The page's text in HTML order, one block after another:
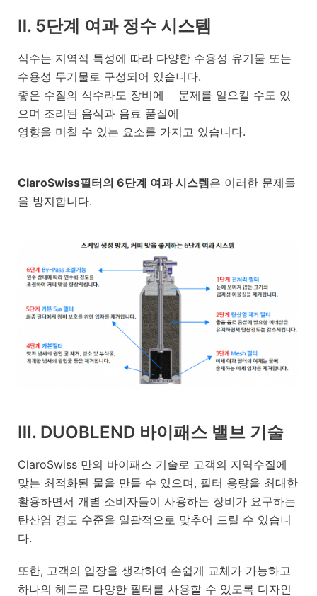
Ⅱ. 5단계 여과 정수 시스템
식수는 지역적 특성에 따라 다양한 수용성 유기물 또는
수용성 무기물로 구성되어 있습니다.
좋은 수질의 식수라도 장비에 문제를 일으킬 수도 있
으며 조리된 음식과 음료 품질에
영향을 미칠 수 있는 요소를 가지고 있습니다.
ClaroSwiss필터의 6단계 여과 시스템은 이러한 문제들
을 방지합니다.
Ⅲ. DUOBLEND 바이패스 밸브 기술
ClaroSwiss 만의 바이패스 기술로 고객의 지역수질에
맞는 최적화된 물을 만들 수 있으며, 필터 용량을 최대한
활용하면서 개별 소비자들이 사용하는 장비가 요구하는
탄산염 경도 수준을 일괄적으로 맞추어 드릴 수 있습니
다.
또한, 고객의 입장을 생각하여 손쉽게 교체가 가능하고
하나의 헤드로 다양한 필터를 사용할 수 있도록 디자인